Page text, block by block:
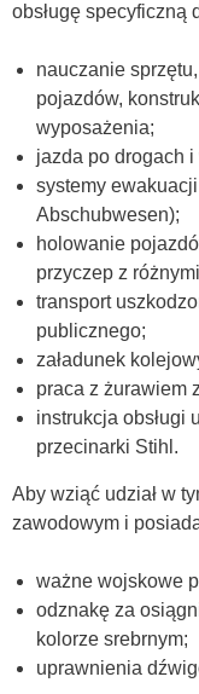
obsługę specyficzną
nauczanie
pojazdów,
wyposażenia;
jazda po drogach i
systemy
Abschubwesen);
holowanie
przyczep z
transport
publicznego;
załadunek
praca z żurawiem
instrukcja obsługi
przecinarki Stihl.
Aby wziąć udział w
zawodowym i
ważne wojskowe
odznakę za
kolorze srebrnym;
uprawnienia